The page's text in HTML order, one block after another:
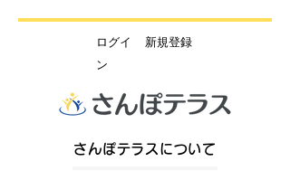
​ログイ
ン
新規登録
さんぽテラスについて